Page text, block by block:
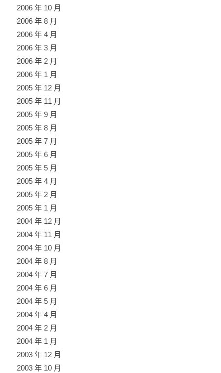
2006 年 10 月
2006 年 8 月
2006 年 4 月
2006 年 3 月
2006 年 2 月
2006 年 1 月
2005 年 12 月
2005 年 11 月
2005 年 9 月
2005 年 8 月
2005 年 7 月
2005 年 6 月
2005 年 5 月
2005 年 4 月
2005 年 2 月
2005 年 1 月
2004 年 12 月
2004 年 11 月
2004 年 10 月
2004 年 8 月
2004 年 7 月
2004 年 6 月
2004 年 5 月
2004 年 4 月
2004 年 2 月
2004 年 1 月
2003 年 12 月
2003 年 10 月